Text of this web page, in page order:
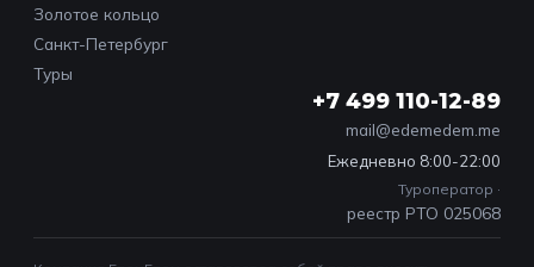
Золотое кольцо
Санкт-Петербург
Туры
+7 499 110-12-89
mail@edemedem.me
Ежедневно 8:00-22:00
Туроператор ·
реестр РТО 025068